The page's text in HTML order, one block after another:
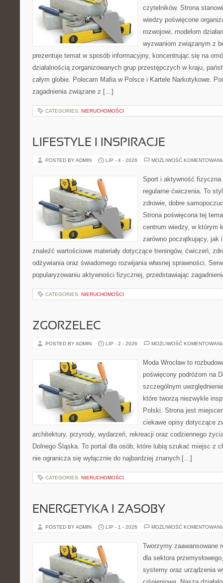
czytelników. Strona
wiedzy poświęcone
rozwojowi, modelom
wyzwaniom związanym z
prezentuje temat w sposób informacyjny, koncentrując się na
działalnością zorganizowanych grup przestępczych w kraju,
całym globie. Polecam Mafia w Polsce i Kartele Narkotykowe.
zagadnienia związane z […]
CATEGORIES: NIERUCHOMOŚCI
LIFESTYLE I INSPIRACJE
POSTED BY ADMIN LIP - 4 - 2026 MOŻLIWOŚĆ
Sport i aktywność
regularne ćwiczenia. To
zdrowie, dobre
Strona poświęcona tej
centrum wiedzy, w którym
zarówno początkujący, jak
znaleźć wartościowe materiały dotyczące treningów, ćwiczeń,
odżywiania oraz świadomego rozwijania własnej sprawności.
popularyzowaniu aktywności fizycznej, przedstawiając
CATEGORIES: NIERUCHOMOŚCI
ZGORZELEC
POSTED BY ADMIN LIP - 2 - 2026 MOŻLIWOŚĆ
Moda Wrocław to
poświęcony podróżom na
szczególnym
które tworzą niezwykle
Polski. Strona jest
ciekawe opisy dotyczące
architektury, przyrody, wydarzeń, rekreacji oraz codziennego
Dolnego Śląska. To portal dla osób, które lubią szukać miejsc z
nie ogranicza się wyłącznie do najbardziej znanych […]
CATEGORIES: NIERUCHOMOŚCI
ENERGETYKA I ZASOBY
POSTED BY ADMIN LIP - 1 - 2026 MOŻLIWOŚĆ
Tworzymy zaawansowane
dla sektora
systemy oraz urządzenia